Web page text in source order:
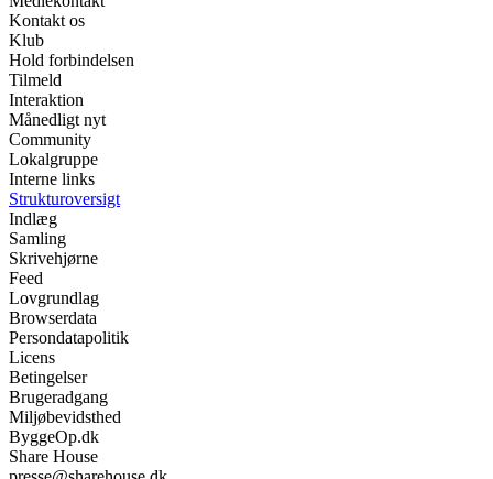
Kontakt os
Klub
Hold forbindelsen
Tilmeld
Interaktion
Månedligt nyt
Community
Lokalgruppe
Interne links
Strukturoversigt
Indlæg
Samling
Skrivehjørne
Feed
Lovgrundlag
Browserdata
Persondatapolitik
Licens
Betingelser
Brugeradgang
Miljøbevidsthed
ByggeOp.dk
Share House